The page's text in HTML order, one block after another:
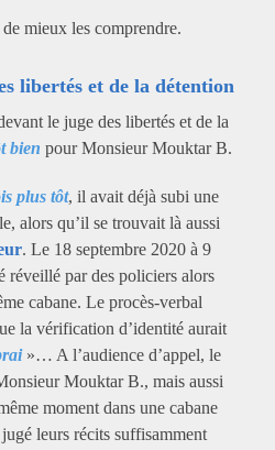
mieux les comprendre.
libertés et de la détention
le juge des libertés et de la
bien pour Monsieur Mouktar B.
plus tôt, il avait déjà subi une
alors qu’il se trouvait là aussi
. Le 18 septembre 2020 à 9
réveillé par des policiers alors
cabane. Le procès-verbal
la vérification d’identité aurait
»… A l’audience d’appel, le
Mouktar B., mais aussi
moment dans une cabane
leurs récits suffisamment